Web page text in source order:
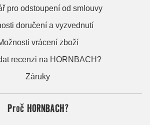
pro odstoupení od smlouvy
doručení a vyzvednutí
vrácení zboží
recenzi na HORNBACH?
Záruky
Proč HORNBACH?